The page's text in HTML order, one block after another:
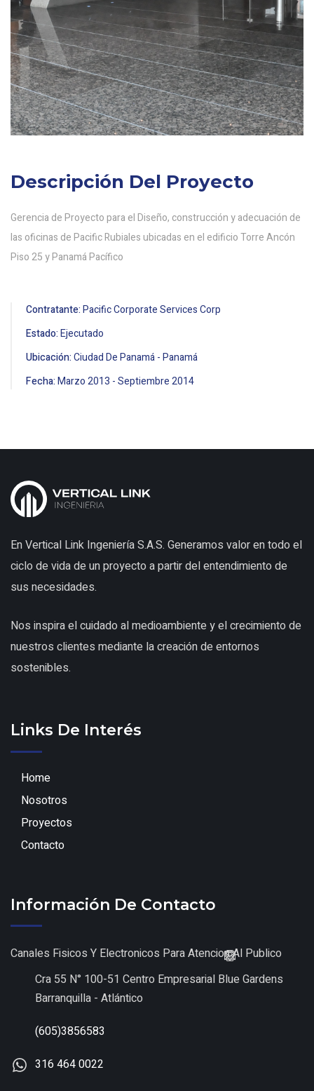
Descripción Del Proyecto
Gerencia de Proyecto para el Diseño, construcción y adecuación de
las oficinas de Pacific Rubiales ubicadas en el edificio Torre Ancón
Piso 25 y Panamá Pacífico
Contratante:Pacific Corporate Services Corp
Estado:Ejecutado
Ubicación:Ciudad De Panamá - Panamá
Fecha:Marzo2013 -Septiembre2014
En Vertical Link Ingeniería S.A.S. Generamos valor en todo el
ciclo de vida de un proyecto a partir del entendimiento de
sus necesidades.
Nos inspira el cuidado al medioambiente y el crecimiento de
nuestros clientes mediante la creación de entornos
sostenibles.
Links De Interés
Home
Nosotros
Proyectos
Contacto
Información De Contacto
Canales Fisicos Y Electronicos Para Atencion Al Publico
Cra 55 N° 100-51 Centro Empresarial Blue Gardens
Barranquilla - Atlántico
(605)3856583
316 464 0022